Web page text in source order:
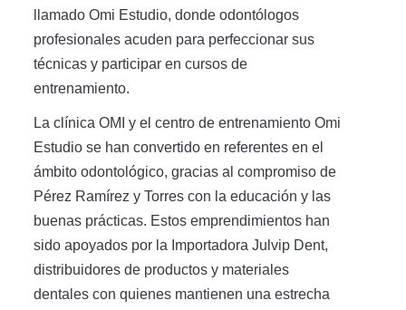
llamado Omi Estudio, donde odontólogos
profesionales acuden para perfeccionar sus
técnicas y participar en cursos de
entrenamiento.
La clínica OMI y el centro de entrenamiento Omi
Estudio se han convertido en referentes en el
ámbito odontológico, gracias al compromiso de
Pérez Ramírez y Torres con la educación y las
buenas prácticas. Estos emprendimientos han
sido apoyados por la Importadora Julvip Dent,
distribuidores de productos y materiales
dentales con quienes mantienen una estrecha